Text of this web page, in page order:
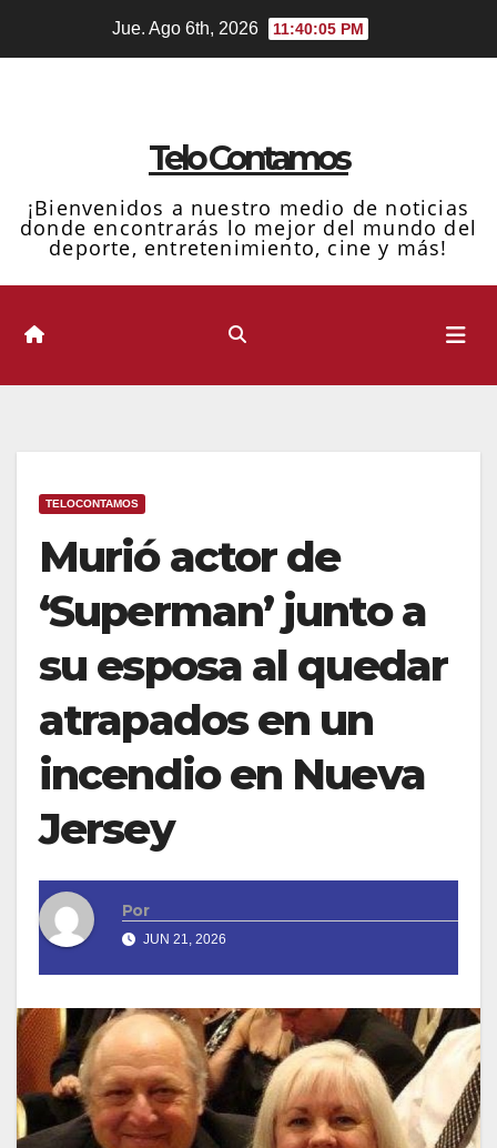
Jue. Ago 6th, 2026 11:40:06 PM
Telo Contamos
¡Bienvenidos a nuestro medio de noticias
donde encontrarás lo mejor del mundo del
deporte, entretenimiento, cine y más!
TELOCONTAMOS
Murió actor de
‘Superman’ junto a
su esposa al quedar
atrapados en un
incendio en Nueva
Jersey
Por
JUN 21, 2026